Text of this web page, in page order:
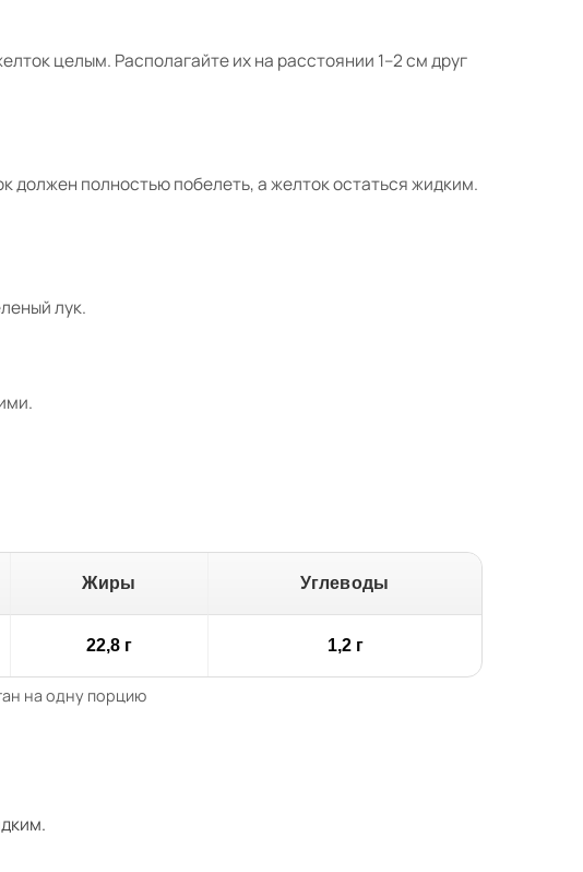
целым. Располагайте их на расстоянии 1–2 см друг
должен полностью побелеть, а желток остаться жидким.
лук.
Жиры Углеводы
22,8 г 1,2 г
на одну порцию